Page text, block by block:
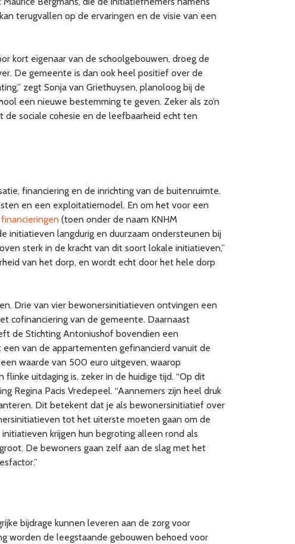
terugvallen op de ervaringen en de visie van een
kort eigenaar van de schoolgebouwen, droeg de
De gemeente is dan ook heel positief over de
zegt Sonja van Griethuysen, planoloog bij de
een nieuwe bestemming te geven. Zeker als zo’n
sociale cohesie en de leefbaarheid echt ten
financiering en de inrichting van de buitenruimte.
en een exploitatiemodel. En om het voor een
(toen onder de naam KNHM
initiatieven langdurig en duurzaam ondersteunen bij
sterk in de kracht van dit soort lokale initiatieven,”
van het dorp, en wordt echt door het hele dorp
Drie van vier bewonersinitiatieven ontvingen een
cofinanciering van de gemeente. Daarnaast
de Stichting Antoniushof bovendien een
van de appartementen gefinancierd vanuit de
waarde van 500 euro uitgeven, waarop
uitdaging is, zeker in de huidige tijd. “Op dit
Regina Pacis Vredepeel. “Aannemers zijn heel druk
Dit betekent dat je als bewonersinitiatief over
tot het uiterste moeten gaan om de
krijgen hun begroting alleen rond als
De bewoners gaan zelf aan de slag met het
bijdrage kunnen leveren aan de zorg voor
worden de leegstaande gebouwen behoed voor